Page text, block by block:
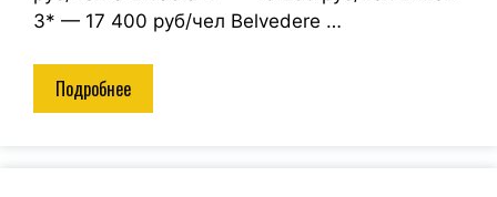
3* — 17 400 руб/чел Belvedere …
Подробнее